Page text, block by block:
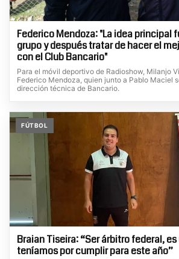
Federico Mendoza: "La idea principal
grupo y después tratar de hacer el
con el Club Bancario"
Para el móvil deportivo de Radioshow, Milanjo
Federico Mendoza, quien junto a Pablo Maciel
dirección técnica de Bancario.
FÚTBOL
Braian Tiseira: “Ser árbitro federal,
teníamos por cumplir para este año”